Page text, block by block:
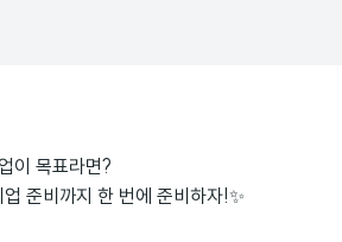
이 목표라면?
준비까지 한 번에 준비하자!✨